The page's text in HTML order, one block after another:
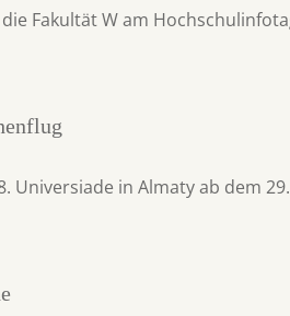
Fakultät W am
Universiade in Almaty ab dem